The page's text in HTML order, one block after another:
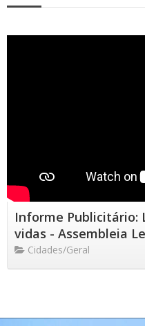
Informe Publicitário:
vidas - Assembleia
Cidades/Geral